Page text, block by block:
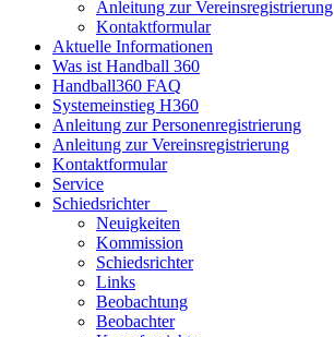
Anleitung zur Vereinsregistrierung
Kontaktformular
Aktuelle Informationen
Was ist Handball 360
Handball360 FAQ
Systemeinstieg H360
Anleitung zur Personenregistrierung
Anleitung zur Vereinsregistrierung
Kontaktformular
Service
Schiedsrichter
Neuigkeiten
Kommission
Schiedsrichter
Links
Beobachtung
Beobachter